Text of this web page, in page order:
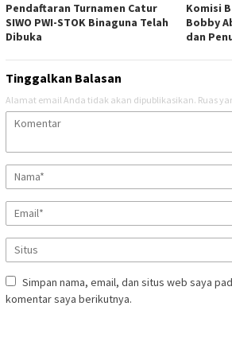
Pendaftaran Turnamen Catur
SIWO PWI-STOK Binaguna Telah
Dibuka
Komisi
Bobby
dan
Tinggalkan Balasan
Alamat email Anda tidak akan dipublikasikan. Ruas
Simpan nama, email, dan situs web saya
komentar saya berikutnya.